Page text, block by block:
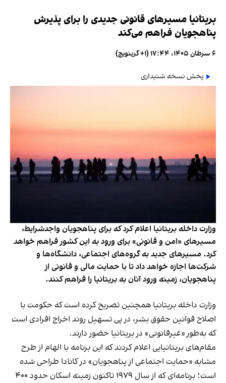
بریتانیا مسیرهای قانونی جدیدی را برای پذیرش
پناهجویان فراهم می‌کند
۶ سرطان ۱۴۰۵، ۱۷:۴۴ (‎+۱ گرینویچ)
پخش نسخه شنیداری
وزارت داخله بریتانیا اعلام کرد که برای پناهجویان واجدشرایط،
مسیرهای «امن و قانونی» برای ورود به این کشور فراهم خواهد
کرد. مسیرهای جدید به گروه‌های اجتماعی، دانشگاه‌ها و
شرکت‌ها اجازه خواهد داد تا با حمایت مالی و قانونی از
پناهجویان، زمینه ورود آنان به بریتانیا را فراهم کنند.
وزارت داخله بریتانیا همچنین تصریح کرده است که حکومت با
اصلاح قوانین حقوق بشر، در پی تسهیل روند اخراج افرادی است
که به‌طور «غیرقانونی» در بریتانیا حضور دارند.
مقام‌های بریتانیایی اعلام کردند که این برنامه با الهام از طرح
مشابه «حمایت اجتماعی از پناهجویان» در کانادا طراحی شده
است؛ برنامه‌ای که از سال ۱۹۷۹ تاکنون زمینه اسکان حدود ۴۰۰